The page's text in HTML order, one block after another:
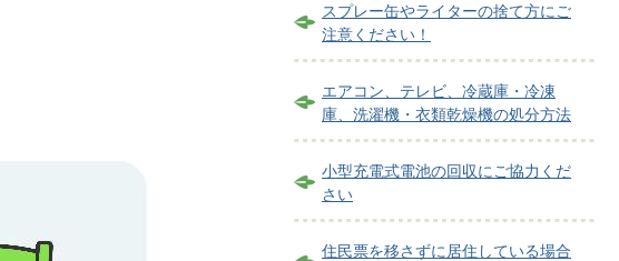
スプレー缶やライターの捨て方にご
注意ください！
エアコン、テレビ、冷蔵庫・冷凍
庫、洗濯機・衣類乾燥機の処分方法
小型充電式電池の回収にご協力くだ
さい
住民票を移さずに居住している場合